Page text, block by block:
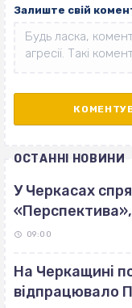
Залиште свій
ОСТАННІ НОВИНИ
У Черкасах
09:00
На Черкащині по
відпрацювало